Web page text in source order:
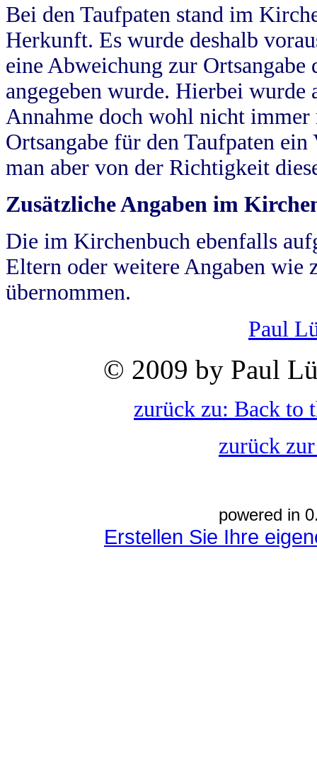
Bei den Taufpaten stand im
Herkunft. Es wurde deshalb
eine Abweichung zur
angegeben wurde. Hierbei wurde
Annahme doch wohl nicht
Ortsangabe für den Taufpaten
man aber von der Richtigkeit
Zusätzliche Angaben im
Die im Kirchenbuch ebenfalls
Eltern oder weitere Angaben wie
übernommen.
Paul
© 2009 by Paul
zurück zu: Back to
zurück
powered in
Erstellen Sie Ihre